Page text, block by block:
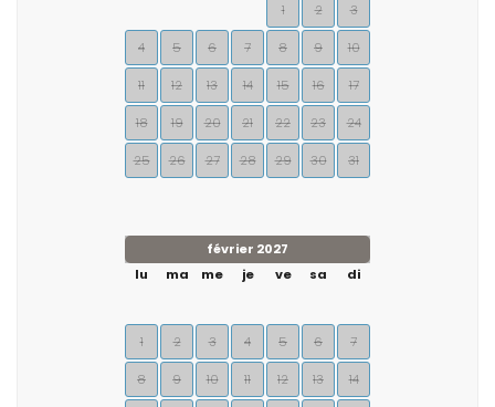
1
2 3
4 5 6 7 8 9 10
11 12 13 14 15 16 17
18 19 20 21 22 23 24
25 26 27 28 29 30 31
février 2027
lu
ma me je ve sa di
1 2 3 4 5 6 7
8 9 10 11 12 13 14